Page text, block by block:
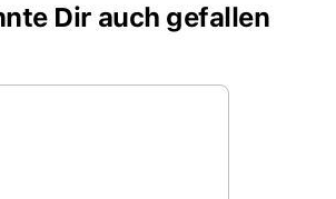
Dir auch gefallen